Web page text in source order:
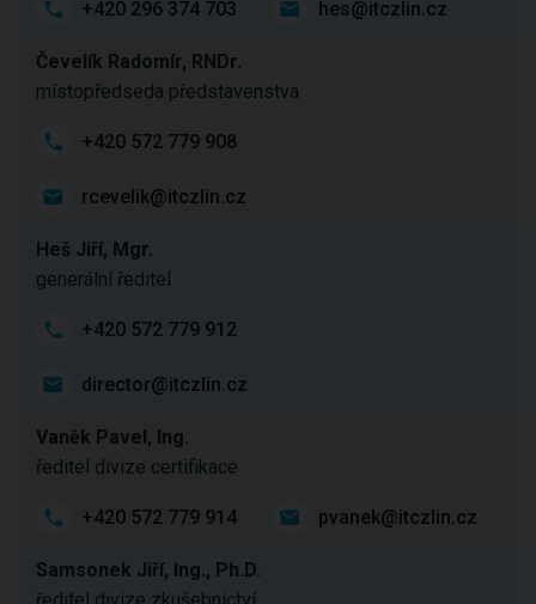
+420 296 374 703 hes@itczlin.cz
Čevelík Radomír, RNDr.
místopředseda představenstva
+420 572 779 908
rcevelik@itczlin.cz
Heš Jiří, Mgr.
generální ředitel
+420 572 779 912
director@itczlin.cz
Vaněk Pavel, Ing.
ředitel divize certifikace
+420 572 779 914 pvanek@itczlin.cz
Samsonek Jiří, Ing., Ph.D.